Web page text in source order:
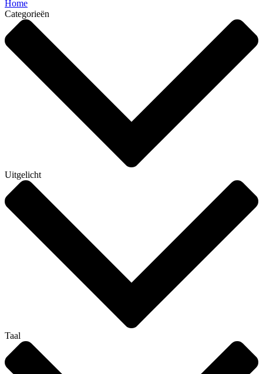
Home
Categorieën
Uitgelicht
Taal